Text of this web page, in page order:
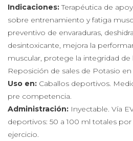
Indicaciones:Terapéutica de
sobre entrenamiento y fatiga
preventivo de envaraduras,
desintoxicante, mejora la
muscular, protege la integridad de
Reposición de sales de Potasio
Uso en: Caballos deportivos.
pre competencia.
Administración: Inyectable. Vía
deportivos: 50 a 100 ml totales
ejercicio.